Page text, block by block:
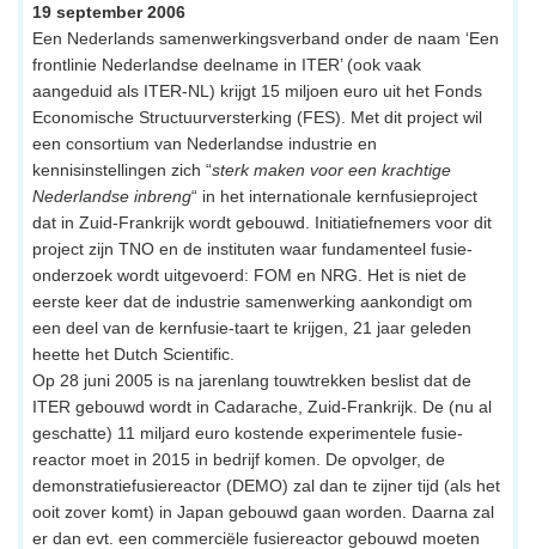
19 september 2006
Een Nederlands samenwerkingsverband onder de naam ‘Een
frontlinie Nederlandse deelname in ITER’ (ook vaak
aangeduid als ITER-NL) krijgt 15 miljoen euro uit het Fonds
Economische Structuurversterking (FES). Met dit project wil
een consortium van Nederlandse industrie en
kennisinstellingen zich “sterk maken voor een krachtige
Nederlandse inbreng“ in het internationale kernfusieproject
dat in Zuid-Frankrijk wordt gebouwd. Initiatiefnemers voor dit
project zijn TNO en de instituten waar fundamenteel fusie-
onderzoek wordt uitgevoerd: FOM en NRG. Het is niet de
eerste keer dat de industrie samenwerking aankondigt om
een deel van de kernfusie-taart te krijgen, 21 jaar geleden
heette het Dutch Scientific.
Op 28 juni 2005 is na jarenlang touwtrekken beslist dat de
ITER gebouwd wordt in Cadarache, Zuid-Frankrijk. De (nu al
geschatte) 11 miljard euro kostende experimentele fusie-
reactor moet in 2015 in bedrijf komen. De opvolger, de
demonstratiefusiereactor (DEMO) zal dan te zijner tijd (als het
ooit zover komt) in Japan gebouwd gaan worden. Daarna zal
er dan evt. een commerciële fusiereactor gebouwd moeten